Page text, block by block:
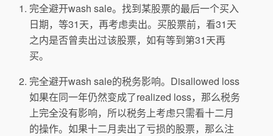
完全避开wash sale。找到某股票的最后一个买入
日期，等31天，再考虑卖出。买股票前，看31天
之内是否曾卖出过该股票，如有等到第31天再
买。
完全避开wash sale的税务影响。Disallowed loss
如果在同一年仍然变成了realized loss，那么税务
上完全没有影响，所以税务上考虑只需看十二月
的操作。如果十二月卖出了亏损的股票，那么注